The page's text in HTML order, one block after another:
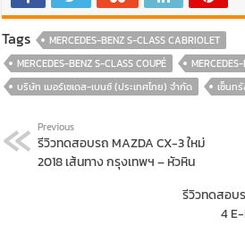
Tags
MERCEDES-BENZ S-CLASS CABRIOLET
MERCEDES-BENZ S-CLASS COUPÉ
บริษัท เมอร์เซเดส-เบนซ์ (ประเทศไทย) จำกัด
เซ็นท
Previous
รีวิวทดสอบรถ MAZDA CX-3 ใหม่
2018 เส้นทาง กรุงเทพฯ – หัวหิน
รีวิวทดสอบ
4